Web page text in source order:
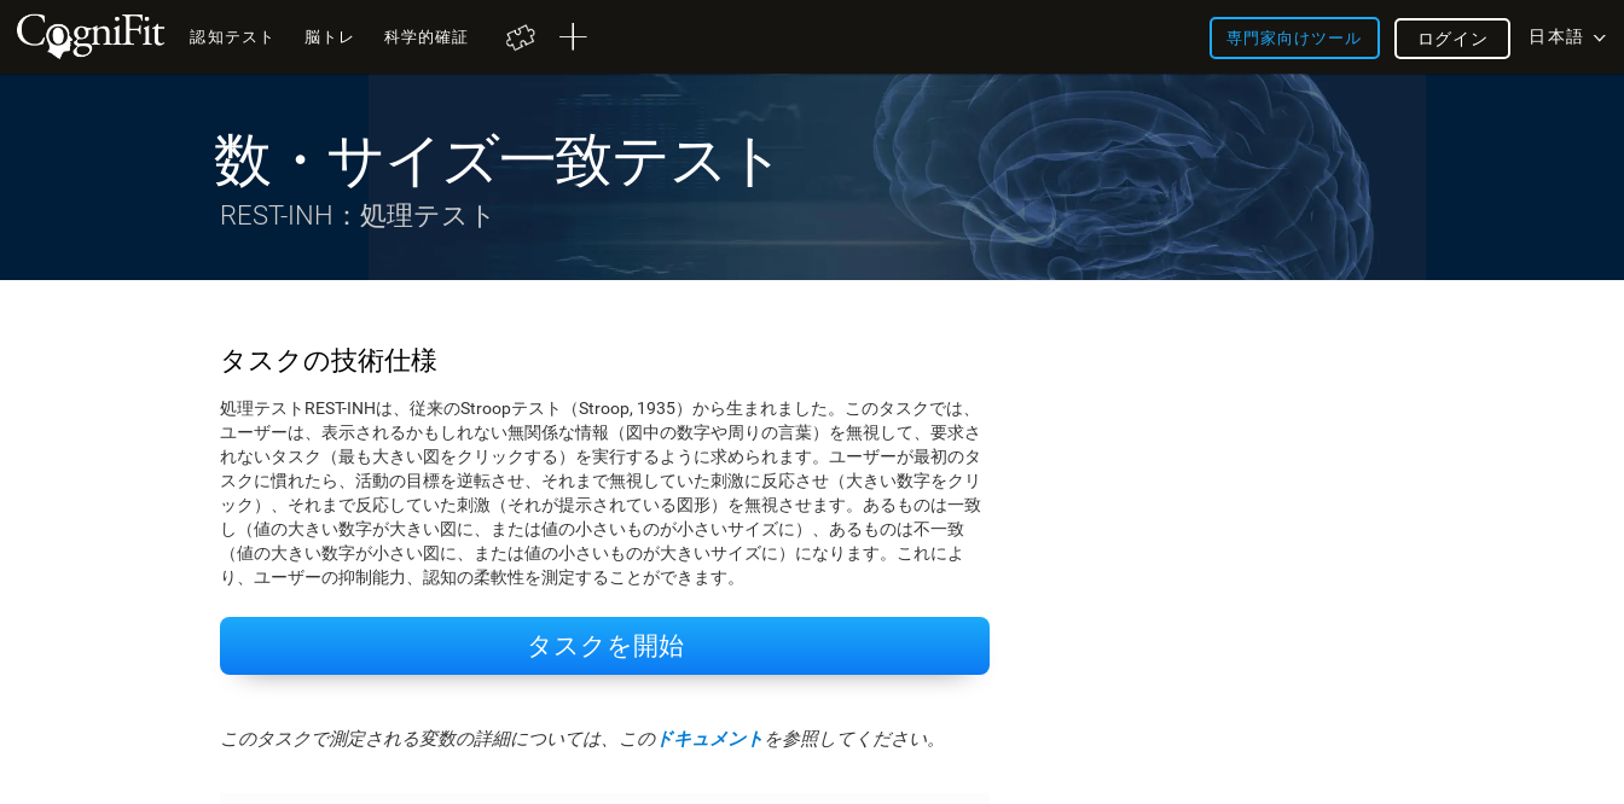
認知テスト 脳トレ 科学的確証 専門家向けツール 日本語
ログイン
数・サイズ一致テスト
REST-INH：処理テスト
タスクの技術仕様
処理テストREST-INHは、従来のStroopテスト（Stroop, 1935）から生まれました。このタスクでは、
ユーザーは、表示されるかもしれない無関係な情報（図中の数字や周りの言葉）を無視して、要求さ
れないタスク（最も大きい図をクリックする）を実行するように求められます。ユーザーが最初のタ
スクに慣れたら、活動の目標を逆転させ、それまで無視していた刺激に反応させ（大きい数字をクリ
ック）、それまで反応していた刺激（それが提示されている図形）を無視させます。あるものは一致
し（値の大きい数字が大きい図に、または値の小さいものが小さいサイズに）、あるものは不一致
（値の大きい数字が小さい図に、または値の小さいものが大きいサイズに）になります。これによ
り、ユーザーの抑制能力、認知の柔軟性を測定することができます。
タスクを開始
このタスクで測定される変数の詳細については、このドキュメント を参照してください。